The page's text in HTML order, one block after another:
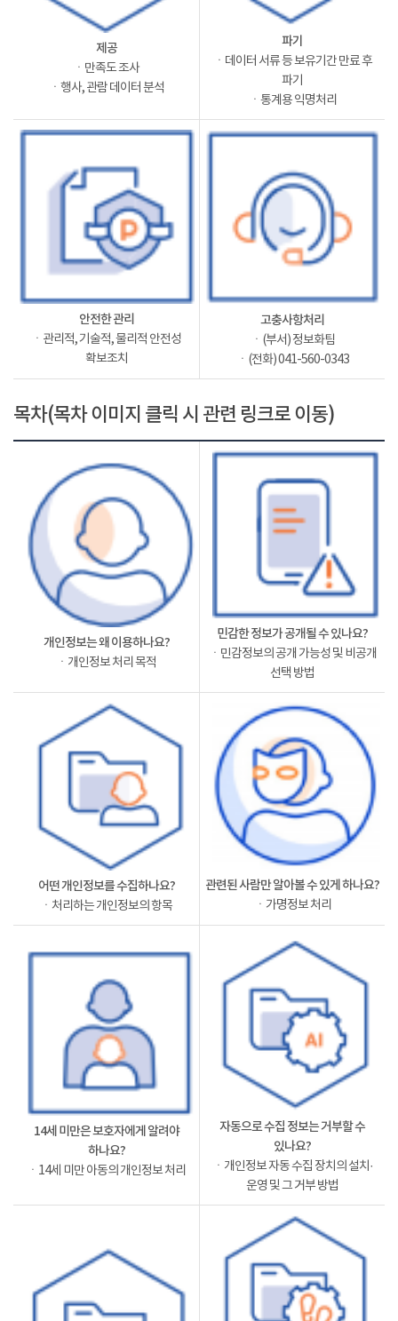
제공
ㆍ만족도 조사
ㆍ행사, 관람 데이터 분석
파기
ㆍ데이터 서류 등 보유기간 만료 후
파기
ㆍ통계용 익명처리
안전한 관리
ㆍ관리적, 기술적, 물리적 안전성
확보조치
고충사항처리
ㆍ(부서) 정보화팀
ㆍ(전화) 041-560-0343
목차(목차 이미지 클릭 시 관련 링크로 이동)
개인정보는 왜 이용하나요?
ㆍ개인정보 처리 목적
민감한 정보가 공개될 수 있나요?
ㆍ민감정보의 공개 가능성 및 비공개
선택 방법
어떤 개인정보를 수집하나요?
ㆍ처리하는 개인정보의 항목
관련된 사람만 알아볼 수 있게 하나요?
ㆍ가명정보 처리
14세 미만은 보호자에게 알려야
하나요?
ㆍ14세 미만 아동의 개인정보 처리
자동으로 수집 정보는 거부할 수
있나요?
ㆍ개인정보 자동 수집 장치의 설치·
운영 및 그 거부 방법